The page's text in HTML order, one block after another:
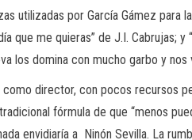
utilizadas por García Gámez para
que me quieras” de J.I.
los domina con mucho garbo y
como director, con pocos recursos
fórmula de que “menos
envidiaría a Ninón Sevilla. La